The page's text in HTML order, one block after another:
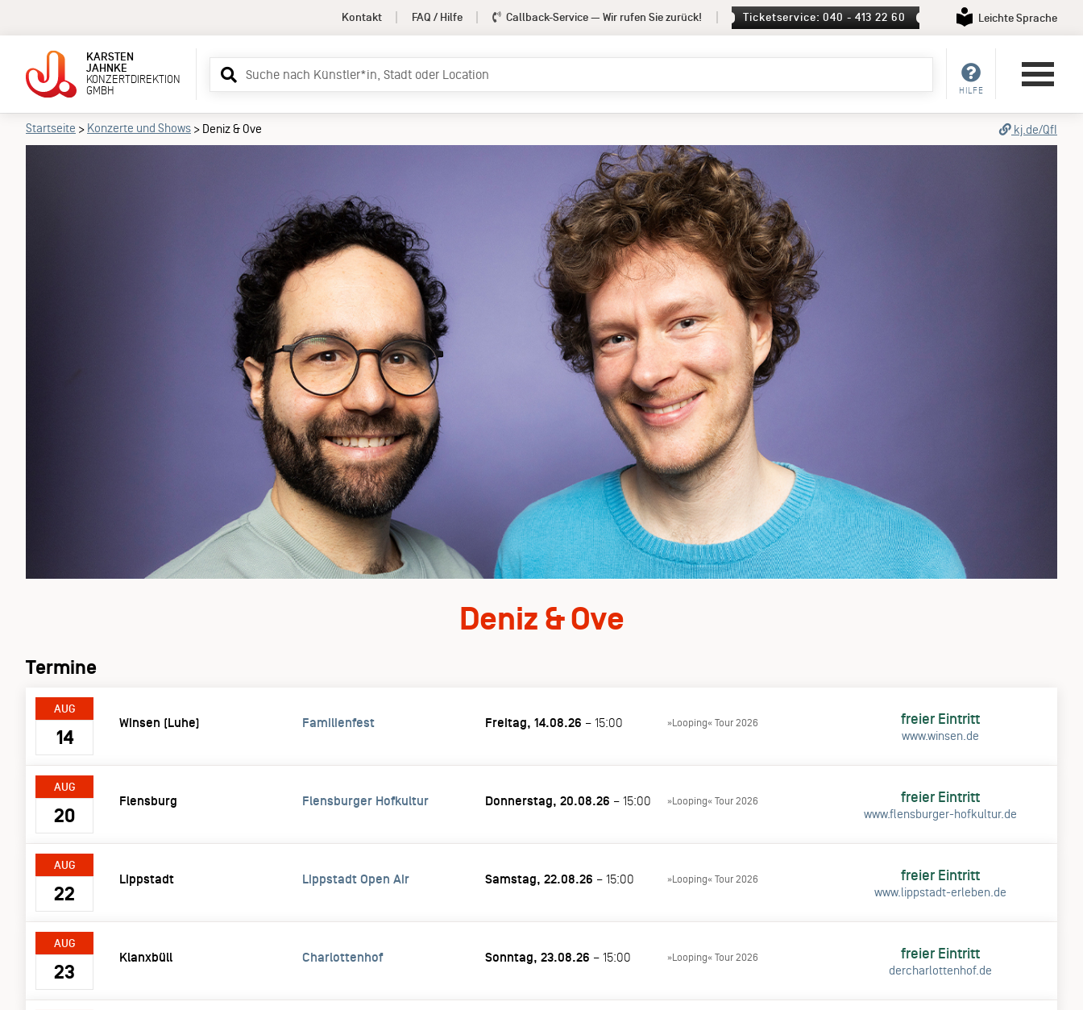
Kontakt FAQ / Hilfe Callback-Service — Wir rufen Sie zurück! Ticketservice: 040 - 413 22 60 Leichte Sprache
KARSTEN
JAHNKE
KONZERTDIREKTION
GMBH
Suchbegriff
eingeben
HILFE
Startseite > Konzerte und Shows > Deniz & Ove kj.de/QfI
Deniz & Ove Termine Information Pressematerial
Deniz & Ove
Termine
AUG
14
Winsen (Luhe) Familienfest Freitag, 14.08.26 – 15:00 »Looping« Tour 2026 freier Eintritt
www.winsen.de
AUG
20
Flensburg Flensburger Hofkultur Donnerstag, 20.08.26 – 15:00 »Looping« Tour 2026 freier Eintritt
www.flensburger-hofkultur.de
AUG
22
Lippstadt Lippstadt Open Air Samstag, 22.08.26 – 15:00 »Looping« Tour 2026 freier Eintritt
www.lippstadt-erleben.de
AUG
23
Klanxbüll Charlottenhof Sonntag, 23.08.26 – 15:00 »Looping« Tour 2026 freier Eintritt
dercharlottenhof.de